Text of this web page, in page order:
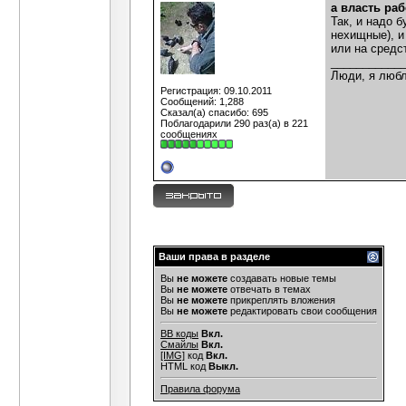
В Одессе у Черного во
Гость
http://cs10352.vk.com/u8097210...
Гость
Ага, все-таки маршируют они...
Алекс Капчинский
Т.е. Вы признаете, что
Дубовик Зачем же их уничтожать? У них...
Гость И мы больше никогда не...
Алекс Капчинский Мудрый Дубовик, а тех...
Гость А тех троллей, у которых нет...
Регистрация: 09.10.2011
Сообщений: 1,288
Сказал(а) спасибо: 695
Поблагодарили 290 раз(а) в 221
сообщениях
а власть
Так, и надо
нехищные),
или на
Люди, я
Ваши права в разделе
Вы не можете создавать новые темы
Вы не можете отвечать в темах
Вы не можете прикреплять вложения
Вы не можете редактировать свои сообщения
BB коды Вкл.
Смайлы Вкл.
[IMG] код Вкл.
HTML код Выкл.
Правила форума